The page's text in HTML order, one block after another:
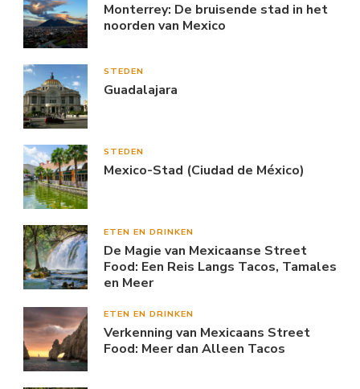
Monterrey: De bruisende stad in het
noorden van Mexico
STEDEN
Guadalajara
STEDEN
Mexico-Stad (Ciudad de México)
ETEN EN DRINKEN
De Magie van Mexicaanse Street
Food: Een Reis Langs Tacos, Tamales
en Meer
ETEN EN DRINKEN
Verkenning van Mexicaans Street
Food: Meer dan Alleen Tacos